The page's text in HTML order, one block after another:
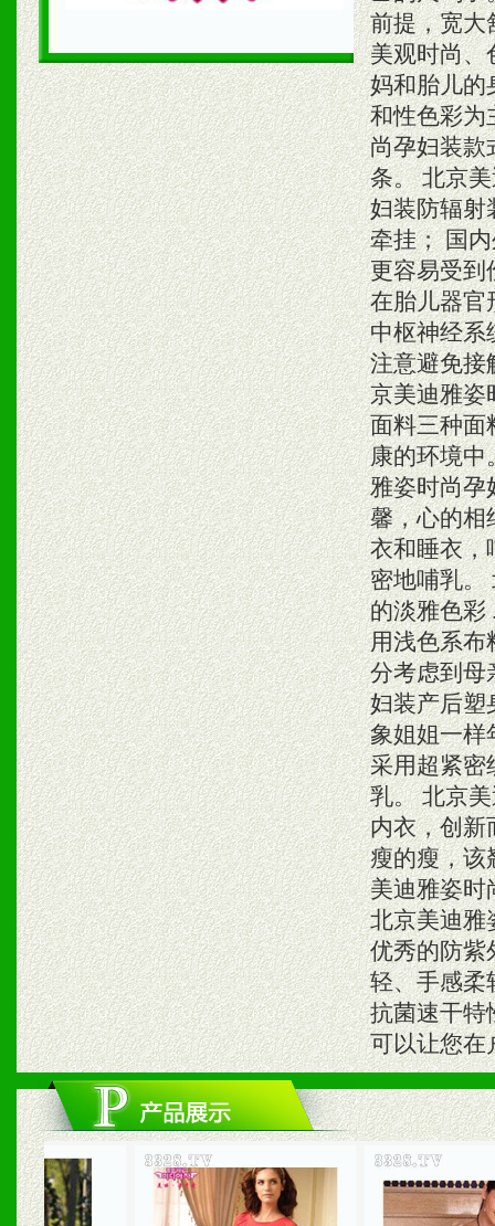
前提，宽大
美观时尚、
妈和胎儿的
和性色彩为
尚孕妇装款
条。 北京
妇装防辐射
牵挂； 国
更容易受到
在胎儿器官
中枢神经系
注意避免接
京美迪雅姿
面料三种面
康的环境中
雅姿时尚孕
馨，心的相
衣和睡衣，
密地哺乳。
的淡雅色彩
用浅色系布
分考虑到母
妇装产后塑
象姐姐一样
采用超紧密
乳。 北京
内衣，创新
瘦的瘦，该
美迪雅姿时
北京美迪雅
优秀的防紫
轻、手感柔
抗菌速干特
可以让您在